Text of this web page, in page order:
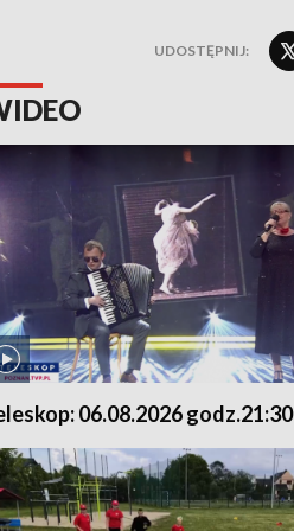
UDOSTĘPNIJ:
06.08.2026 godz.21:30